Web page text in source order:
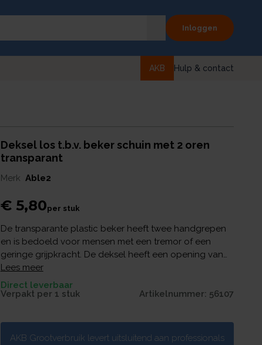
Inloggen
AKB Hulp & contact
Deksel los t.b.v. beker schuin met 2 oren
transparant
Merk Able2
€ 5,80per stuk
De transparante plastic beker heeft twee handgrepen
en is bedoeld voor mensen met een tremor of een
geringe grijpkracht. De deksel heeft een opening van
5mm en is los verkrijgbaar. Geschikt voor de magnetron.
Lees meer
Direct leverbaar
Verpakt per 1 stuk Artikelnummer: 56107
AKB Grootverbruik levert uitsluitend aan professionals